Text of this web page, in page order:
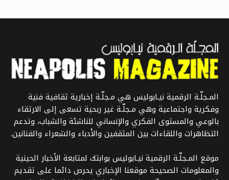
المـجلّـة الرقمية نيـابوليس هي مـجلّـة إخبارية ثقافية فنية
وفكرية واجتماعية وهي مـجلّـة غير ربحية تسعى إلى الارتقاء
بالوعي والمستوى الفكري والإنساني للناشئة والشباب، وتدعم
التظاهرات واللقاءات بين المثقفين والأدباء والشعراء والفنانين.
موقع المـجلّـة الرقمية نيـابوليس بوابتك لمتابعة الأخبار الحينية
والمعلومات الصحيحة موقعنا الإخباري يحرص دائما على تقديم